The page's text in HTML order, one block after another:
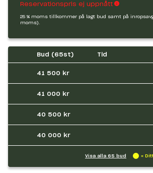
Reservationspris ej uppnått
25 % moms tillkommer på lagt bud samt på
moms).
Bud (65st) Tid
41 500 kr
41 000 kr
40 500 kr
40 000 kr
Visa alla 65 bud =